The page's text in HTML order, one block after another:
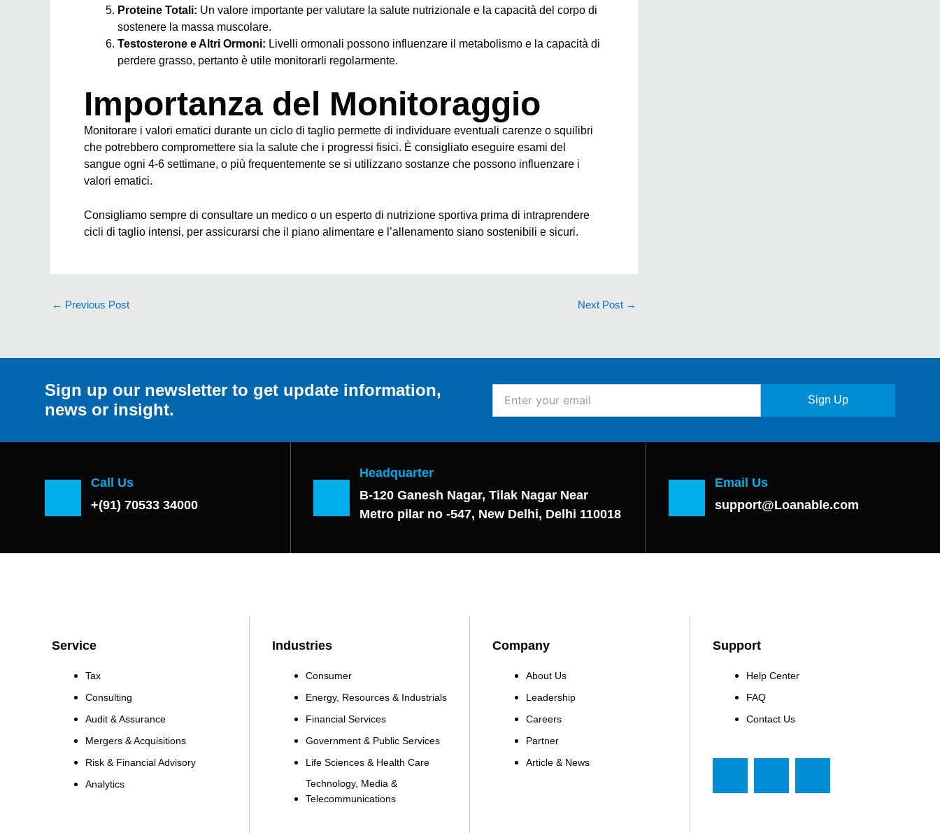
Proteine Totali: Un valore importante per valutare la salute nutrizionale e la capacità del corpo di
sostenere la massa muscolare.
Testosterone e Altri Ormoni: Livelli ormonali possono influenzare il metabolismo e la capacità di
perdere grasso, pertanto è utile monitorarli regolarmente.
Importanza del Monitoraggio
Monitorare i valori ematici durante un ciclo di taglio permette di individuare eventuali carenze o squilibri
che potrebbero compromettere sia la salute che i progressi fisici. È consigliato eseguire esami del
sangue ogni 4-6 settimane, o più frequentemente se si utilizzano sostanze che possono influenzare i
valori ematici.
Consigliamo sempre di consultare un medico o un esperto di nutrizione sportiva prima di intraprendere
cicli di taglio intensi, per assicurarsi che il piano alimentare e l’allenamento siano sostenibili e sicuri.
← Previous Post Next Post →
Sign up our newsletter to get update information,
news or insight.
your
Sign Up
Call Us
+(91) 70533 34000
Headquarter
B-120 Ganesh Nagar, Tilak Nagar Near
Metro pilar no -547, New Delhi, Delhi 110018
Email Us
support@Loanable.com
Service
Tax
Consulting
Audit & Assurance
Mergers & Acquisitions
Risk & Financial Advisory
Analytics
Industries
Consumer
Energy, Resources & Industrials
Financial Services
Government & Public Services
Life Sciences & Health Care
Technology, Media &
Telecommunications
Company
About Us
Leadership
Careers
Partner
Article & News
Support
Help Center
FAQ
Contact Us